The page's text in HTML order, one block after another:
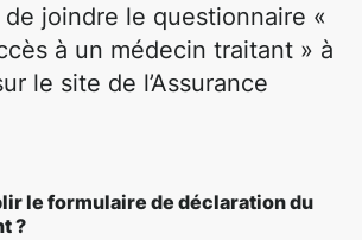
joindre le questionnaire «
à un médecin traitant » à
le site de l’Assurance
le formulaire de déclaration du
?